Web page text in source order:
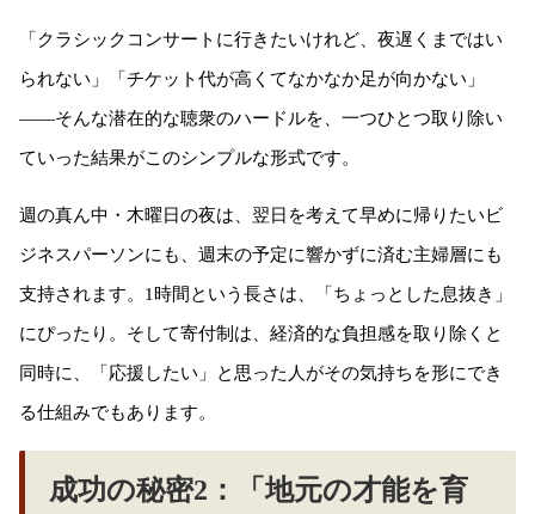
「クラシックコンサートに行きたいけれど、夜遅くまではい
られない」「チケット代が高くてなかなか足が向かない」
——そんな潜在的な聴衆のハードルを、一つひとつ取り除い
ていった結果がこのシンプルな形式です。
週の真ん中・木曜日の夜は、翌日を考えて早めに帰りたいビ
ジネスパーソンにも、週末の予定に響かずに済む主婦層にも
支持されます。1時間という長さは、「ちょっとした息抜き」
にぴったり。そして寄付制は、経済的な負担感を取り除くと
同時に、「応援したい」と思った人がその気持ちを形にでき
る仕組みでもあります。
成功の秘密2：「地元の才能を育